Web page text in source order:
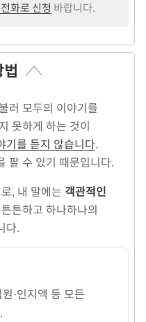
화로 신청 바랍니다.
러 모두의 이야기를
못하게 하는 것이
기를 듣지 않습니다.
팔 수 있기 때문입니다.
, 내 말에는 객관적인
튼하고 하나하나의
다.
·인지액 등 모든